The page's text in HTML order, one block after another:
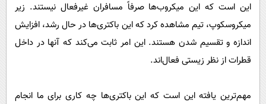
این است که این میکروب‌ها صرفاً مسافران غیرفعال نیستند. زیر
میکروسکوپ، تیم مشاهده کرد که این باکتری‌ها در حال رشد، افزایش
اندازه و تقسیم شدن هستند. این امر ثابت می‌کند که آنها در داخل
قطرات از نظر زیستی فعال‌اند.
مهم‌ترین یافته این است که این باکتری‌ها چه کاری برای ما انجام